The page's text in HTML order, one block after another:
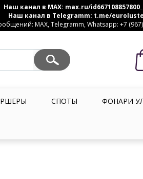
Наш канал в MAX: max.ru/
Наш канал в Telegramm: t.me/
MAX, Telegramm, Whatsapp: +7
СПОТЫ ФОНАРИ